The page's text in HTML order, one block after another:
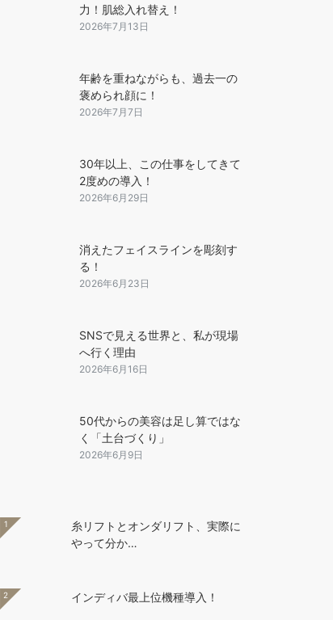
力！肌総入れ替え！
2026年7月13日
年齢を重ねながらも、過去一の
褒められ顔に！
2026年7月7日
30年以上、この仕事をしてきて
2度めの導入！
2026年6月29日
消えたフェイスラインを彫刻す
る！
2026年6月23日
SNSで見える世界と、私が現場
へ行く理由
2026年6月16日
50代からの美容は足し算ではな
く「土台づくり」
2026年6月9日
1
糸リフトとオンダリフト、実際に
やって分か…
2 インディバ最上位機種導入！